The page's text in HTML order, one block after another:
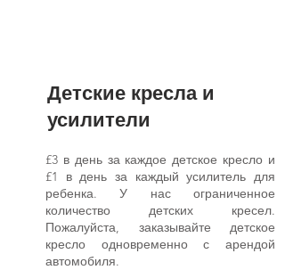
Детские кресла и
усилители
£3 в день за каждое детское кресло и
£1 в день за каждый усилитель для
ребенка. У нас ограниченное
количество детских кресел.
Пожалуйста, заказывайте детское
кресло одновременно с арендой
автомобиля.